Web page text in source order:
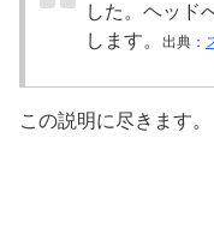
した。ヘッド
します。
出典：
この説明に尽きます。